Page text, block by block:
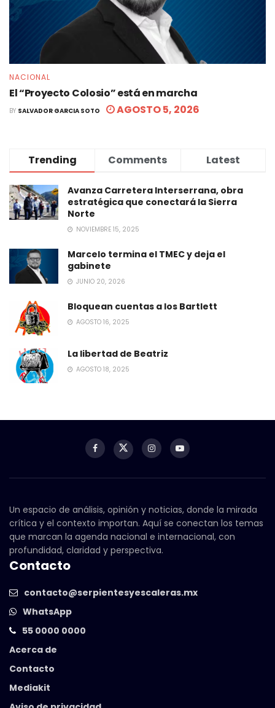
NACIONAL
El “Proyecto Colosio” está en marcha
BY SALVADOR GARCIA SOTO AGOSTO 5, 2026
Trending Comments Latest
Avanza Carretera Interserrana, obra
estratégica que conectará la Sierra
Norte
NOVIEMBRE 15, 2025
Marcelo termina el TMEC y deja el
gabinete
JUNIO 20, 2026
Bloquean cuentas a los Bartlett
AGOSTO 16, 2025
La libertad de Beatriz
AGOSTO 18, 2025
Un espacio de análisis, opinión y noticias, donde la mirada
crítica y el contexto importan. Aquí se conectan los temas
que marcan la agenda nacional e internacional, con
profundidad, claridad y perspectiva.
Contacto
contacto@serpientesyescaleras.mx
WhatsApp
55 0000 0000
Acerca de
Contacto
Mediakit